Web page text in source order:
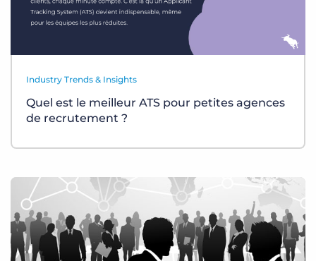
Industry Trends & Insights
Quel est le meilleur ATS pour petites agences
de recrutement ?